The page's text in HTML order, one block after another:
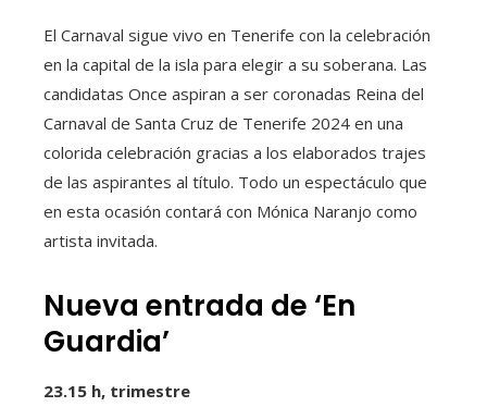
El Carnaval sigue vivo en Tenerife con la celebración
en la capital de la isla para elegir a su soberana. Las
candidatas Once aspiran a ser coronadas Reina del
Carnaval de Santa Cruz de Tenerife 2024 en una
colorida celebración gracias a los elaborados trajes
de las aspirantes al título. Todo un espectáculo que
en esta ocasión contará con Mónica Naranjo como
artista invitada.
Nueva entrada de ‘En
Guardia’
23.15 h, trimestre